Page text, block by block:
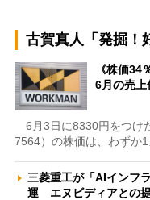
古賀真人「発掘！
《株価34
6月の売
6月3日に8330円をつけ
7564）の株価は、わずか
三菱重工が「AIインフ
運 エヌビディアとの